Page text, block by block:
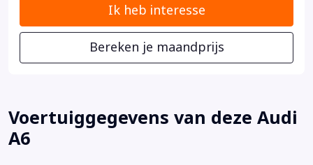
Ik heb interesse
Bereken je maandprijs
Voertuiggegevens van deze Audi
A6